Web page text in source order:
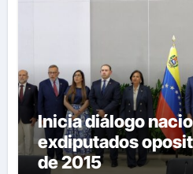
Inicia diálogo
exdiputados
de 2015